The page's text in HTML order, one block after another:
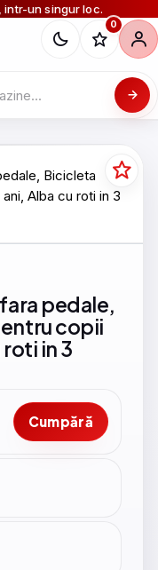
intr-un singur loc.
0
pedale,
copii
roti in 3
Cumpără